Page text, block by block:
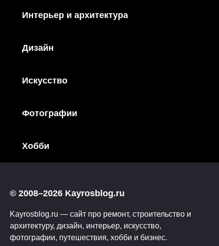
Интерьер и архитектура
Дизайн
Искусство
Фотографии
Хобби
© 2008–2026 Kayrosblog.ru
Kayrosblog.ru — сайт про ремонт, строительство и
архитектуру, дизайн, интерьер, искусство,
фотографии, путешествия, хобби и бизнес.